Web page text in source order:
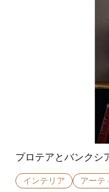
プロテアとバンクシ
インテリア アーテ